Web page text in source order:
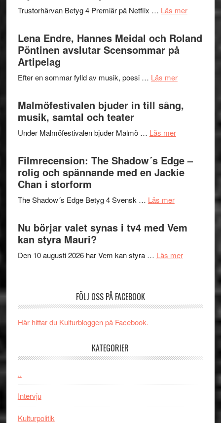
–
Delvis
bortom
terräng
Trustorhärvan Betyg 4 Premiär på Netflix … Läs merom
–
Lena Endre, Hannes Meidal och Roland
Pöntinen avslutar Scensommar på
Artipelag
Efter en sommar fylld av musik, poesi … Läs merom
Hannes
Pöntinen
avslutar
Malmöfestivalen bjuder in till sång,
musik, samtal och teater
Under Malmöfestivalen bjuder Malmö … Läs merom
in
till
och
Filmrecension: The Shadow´s Edge –
rolig och spännande med en Jackie
Chan i storform
The Shadow´s Edge Betyg 4 Svensk … Läs merom
Shadow
Edge
spännande
Nu börjar valet synas i tv4 med Vem
kan styra Mauri?
Den 10 augusti 2026 har Vem kan styra … Läs merom
kan
FÖLJ OSS PÅ FACEBOOK
Här hittar du Kulturbloggen på Facebook.
KATEGORIER
..
Intervju
Kulturpolitik